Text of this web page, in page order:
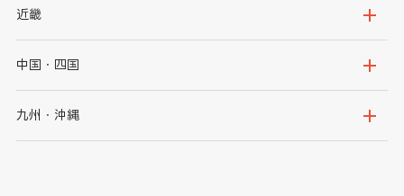
秋田県
群馬県
千葉県
神奈川県
新潟県
石川県
山梨県
近畿
大阪府
京都府
中国・四国
鳥取県
九州・沖縄